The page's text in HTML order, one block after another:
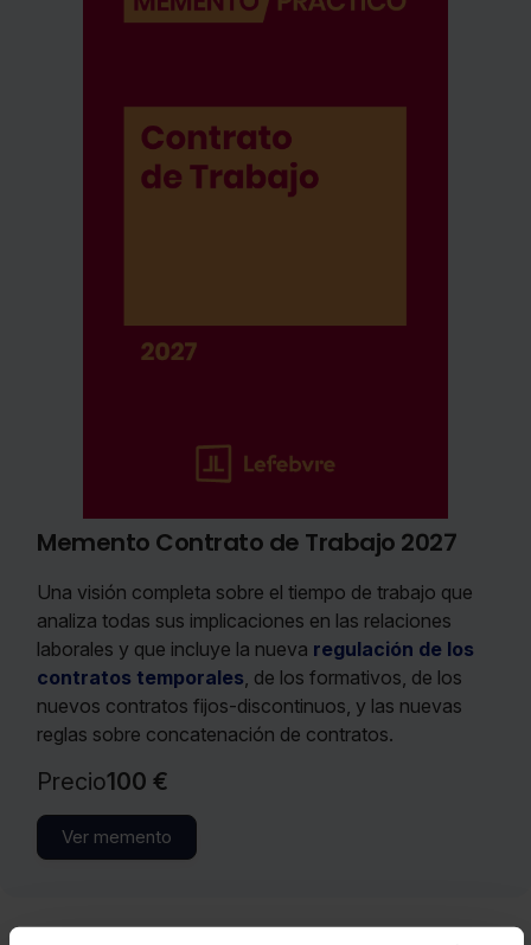
Memento Contrato de Trabajo 2027
Una visión completa sobre el tiempo de trabajo que
analiza todas sus implicaciones en las relaciones
laborales y que incluye la nueva regulación de los
contratos temporales , de los formativos, de los
nuevos contratos fijos-discontinuos, y las nuevas
reglas sobre concatenación de contratos.
Precio100 €
Ver memento